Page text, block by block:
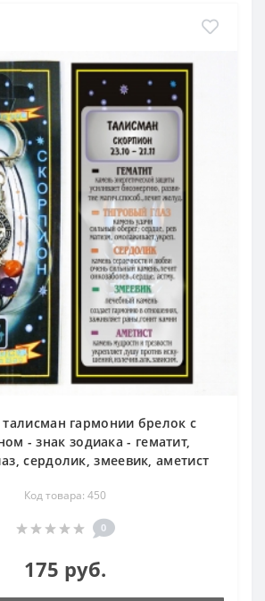
гармонии брелок с
- знак зодиака - гематит,
сердолик, змеевик, аметист
Код товара: 450
0
175 руб.